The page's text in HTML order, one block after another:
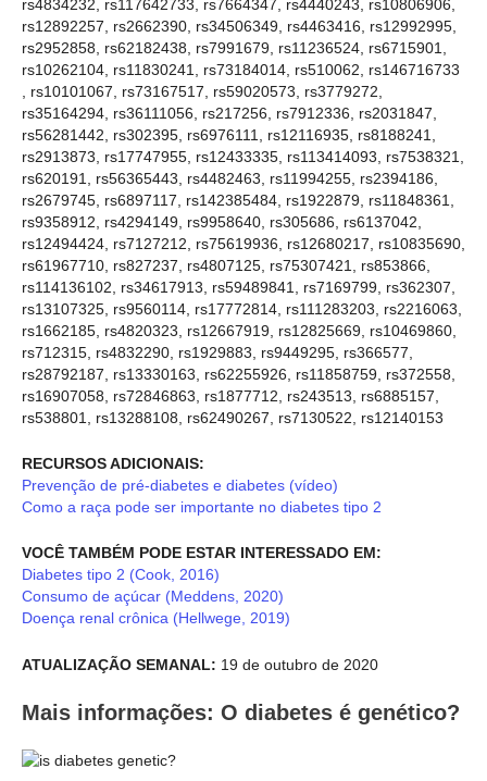
rs4834232, rs117642733, rs7664347, rs4440243, rs10806906,
rs12892257, rs2662390, rs34506349, rs4463416, rs12992995,
rs2952858, rs62182438, rs7991679, rs11236524, rs6715901,
rs10262104, rs11830241, rs73184014, rs510062, rs146716733
, rs10101067, rs73167517, rs59020573, rs3779272,
rs35164294, rs36111056, rs217256, rs7912336, rs2031847,
rs56281442, rs302395, rs6976111, rs12116935, rs8188241,
rs2913873, rs17747955, rs12433335, rs113414093, rs7538321,
rs620191, rs56365443, rs4482463, rs11994255, rs2394186,
rs2679745, rs6897117, rs142385484, rs1922879, rs11848361,
rs9358912, rs4294149, rs9958640, rs305686, rs6137042,
rs12494424, rs7127212, rs75619936, rs12680217, rs10835690,
rs61967710, rs827237, rs4807125, rs75307421, rs853866,
rs114136102, rs34617913, rs59489841, rs7169799, rs362307,
rs13107325, rs9560114, rs17772814, rs111283203, rs2216063,
rs1662185, rs4820323, rs12667919, rs12825669, rs10469860,
rs712315, rs4832290, rs1929883, rs9449295, rs366577,
rs28792187, rs13330163, rs62255926, rs11858759, rs372558,
rs16907058, rs72846863, rs1877712, rs243513, rs6885157,
rs538801, rs13288108, rs62490267, rs7130522, rs12140153
RECURSOS ADICIONAIS:
Prevenção de pré-diabetes e diabetes (vídeo)
Como a raça pode ser importante no diabetes tipo 2
VOCÊ TAMBÉM PODE ESTAR INTERESSADO EM:
Diabetes tipo 2 (Cook, 2016)
Consumo de açúcar (Meddens, 2020)
Doença renal crônica (Hellwege, 2019)
ATUALIZAÇÃO SEMANAL: 19 de outubro de 2020
Mais informações: O diabetes é genético?